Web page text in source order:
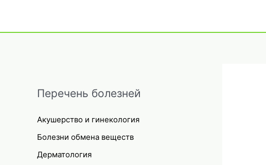
Перечень болезней
Акушерство и гинекология
Болезни обмена веществ
Дерматология